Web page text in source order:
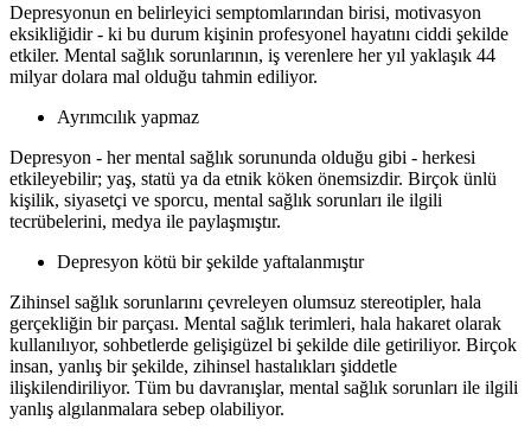
Depresyonun en belirleyici semptomlarından birisi, motivasyon
eksikliğidir - ki bu durum kişinin profesyonel hayatını ciddi şekilde
etkiler. Mental sağlık sorunlarının, iş verenlere her yıl yaklaşık 44
milyar dolara mal olduğu tahmin ediliyor.
Ayrımcılık yapmaz
Depresyon - her mental sağlık sorununda olduğu gibi - herkesi
etkileyebilir; yaş, statü ya da etnik köken önemsizdir. Birçok ünlü
kişilik, siyasetçi ve sporcu, mental sağlık sorunları ile ilgili
tecrübelerini, medya ile paylaşmıştır.
Depresyon kötü bir şekilde yaftalanmıştır
Zihinsel sağlık sorunlarını çevreleyen olumsuz stereotipler, hala
gerçekliğin bir parçası. Mental sağlık terimleri, hala hakaret olarak
kullanılıyor, sohbetlerde gelişigüzel bi şekilde dile getiriliyor. Birçok
insan, yanlış bir şekilde, zihinsel hastalıkları şiddetle
ilişkilendiriliyor. Tüm bu davranışlar, mental sağlık sorunları ile ilgili
yanlış algılanmalara sebep olabiliyor.